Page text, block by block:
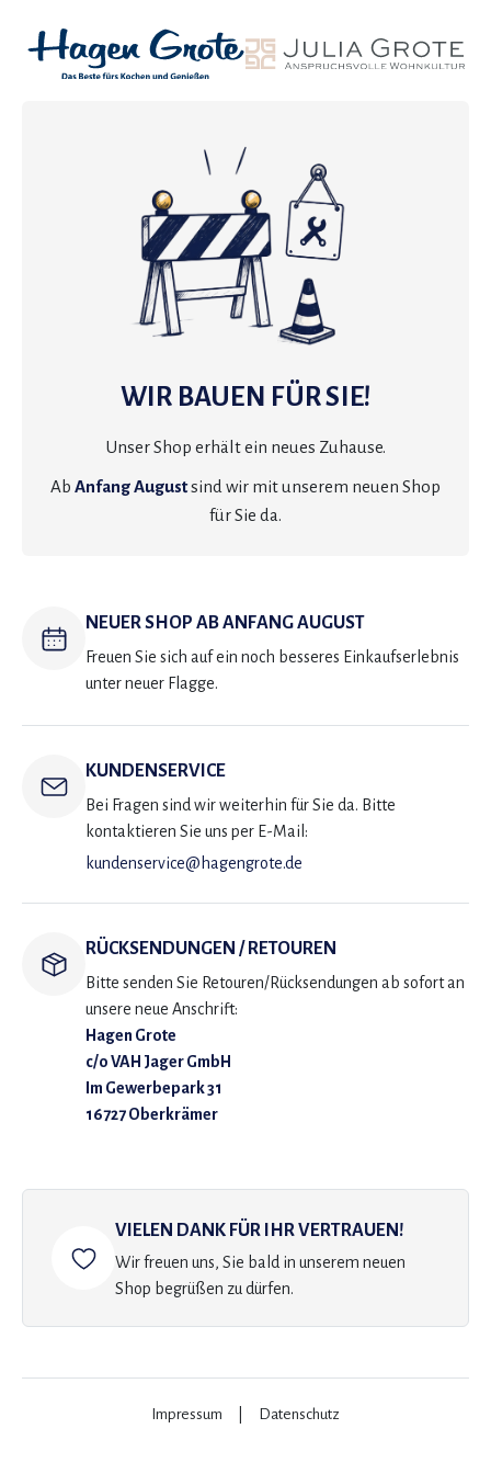
WIR BAUEN FÜR SIE!
Unser Shop erhält ein neues Zuhause.
Ab Anfang Augustsind wir mit unserem neuen Shop
für Sie da.
NEUER SHOP AB ANFANG AUGUST
Freuen Sie sich auf ein noch besseres Einkaufserlebnis
unter neuer Flagge.
KUNDENSERVICE
Bei Fragen sind wir weiterhin für Sie da. Bitte
kontaktieren Sie uns per E-Mail:
kundenservice@hagengrote.de
RÜCKSENDUNGEN / RETOUREN
Bitte senden Sie Retouren/Rücksendungen ab sofort an
unsere neue Anschrift:
Hagen Grote
c/o VAH Jager GmbH
Im Gewerbepark 31
16727 Oberkrämer
VIELEN DANK FÜR IHR VERTRAUEN!
Wir freuen uns, Sie bald in unserem neuen
Shop begrüßen zu dürfen.
Impressum Datenschutz